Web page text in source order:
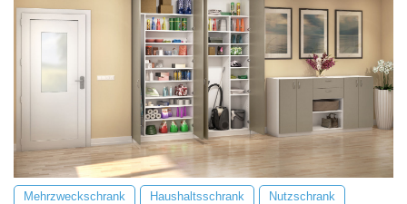
Mehrzweckschrank Haushaltsschrank Nutzschrank